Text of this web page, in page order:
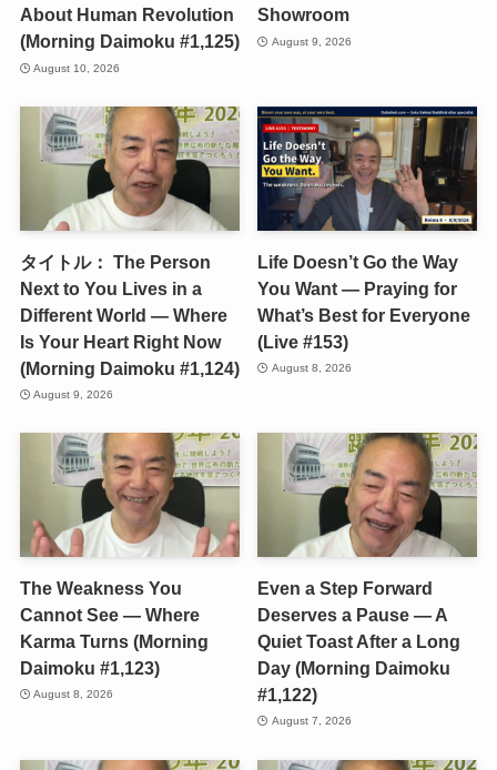
About Human Revolution
(Morning Daimoku #1,125)
August 10, 2026
Showroom
August 9, 2026
タイトル： The Person
Next to You Lives in a
Different World — Where
Is Your Heart Right Now
(Morning Daimoku #1,124)
August 9, 2026
Life Doesn’t Go the Way
You Want — Praying for
What’s Best for Everyone
(Live #153)
August 8, 2026
The Weakness You
Cannot See — Where
Karma Turns (Morning
Daimoku #1,123)
August 8, 2026
Even a Step Forward
Deserves a Pause — A
Quiet Toast After a Long
Day (Morning Daimoku
#1,122)
August 7, 2026